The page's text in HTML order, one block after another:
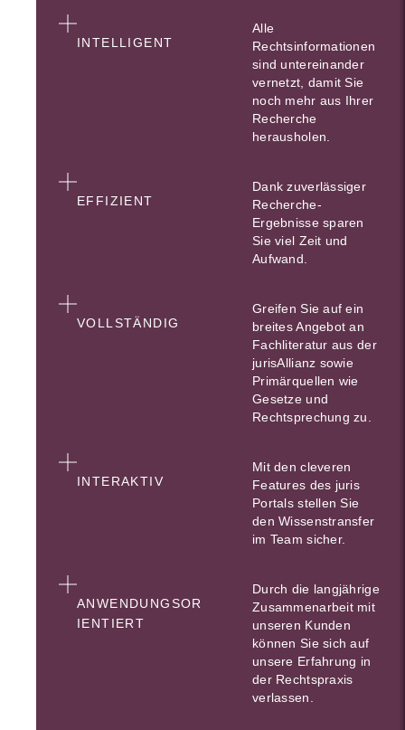
INTELLIGENT
Alle
Rechtsinformationen
sind untereinander
vernetzt, damit Sie
noch mehr aus Ihrer
Recherche
herausholen.
EFFIZIENT
Dank zuverlässiger
Recherche-
Ergebnisse sparen
Sie viel Zeit und
Aufwand.
VOLLSTÄNDIG
Greifen Sie auf ein
breites Angebot an
Fachliteratur aus der
jurisAllianz sowie
Primärquellen wie
Gesetze und
Rechtsprechung zu.
INTERAKTIV
Mit den cleveren
Features des juris
Portals stellen Sie
den Wissenstransfer
im Team sicher.
ANWENDUNGSOR
IENTIERT
Durch die langjährige
Zusammenarbeit mit
unseren Kunden
können Sie sich auf
unsere Erfahrung in
der Rechtspraxis
verlassen.